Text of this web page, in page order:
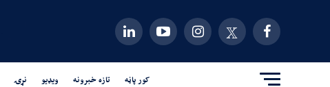
کور پاڼه تازه خبرونه ویډیو نړۍ